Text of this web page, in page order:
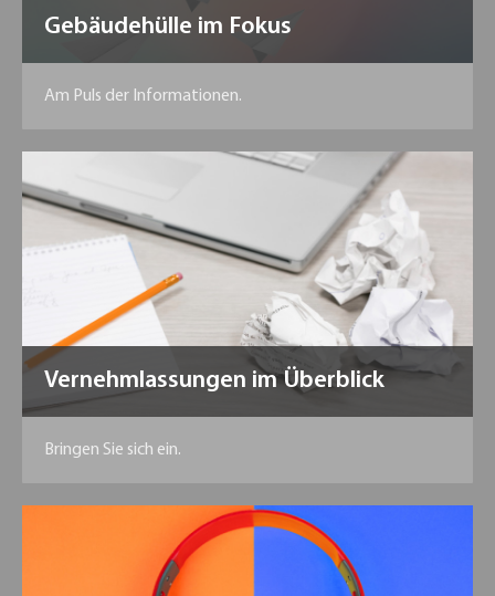
Gebäudehülle im Fokus
Am Puls der Informationen.
Vernehmlassungen im Überblick
Bringen Sie sich ein.